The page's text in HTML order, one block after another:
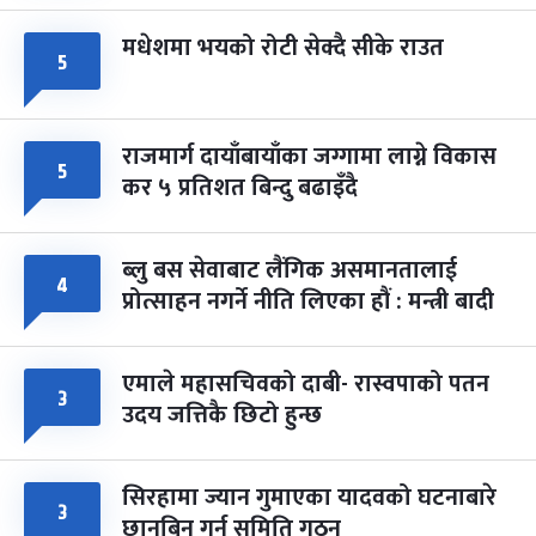
५ मधेशमा भयको रोटी सेक्दै सीके राउत
५ राजमार्ग दायाँबायाँका जग्गामा लाग्ने विकास
कर ५ प्रतिशत बिन्दु बढाइँदै
४ ब्लु बस सेवाबाट लैंगिक असमानतालाई
प्रोत्साहन नगर्ने नीति लिएका हौं : मन्त्री बादी
३ एमाले महासचिवको दाबी- रास्वपाको पतन
उदय जत्तिकै छिटो हुन्छ
३ सिरहामा ज्यान गुमाएका यादवको घटनाबारे